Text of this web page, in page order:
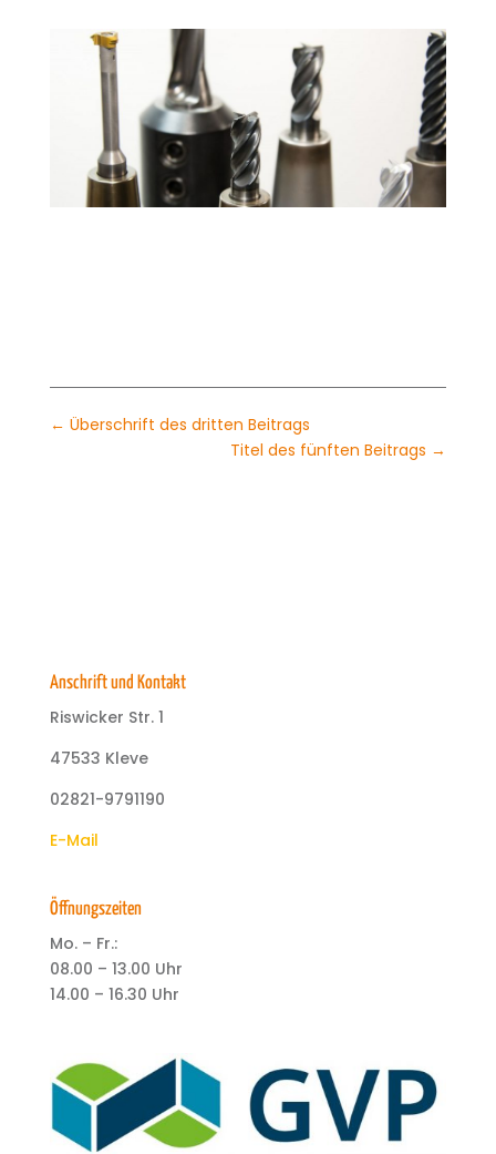
← Überschrift des dritten Beitrags
Titel des fünften Beitrags →
Anschrift und Kontakt
Riswicker Str. 1
47533 Kleve
02821-9791190
E-Mail
Öffnungszeiten
Mo. – Fr.:
08.00 – 13.00 Uhr
14.00 – 16.30 Uhr